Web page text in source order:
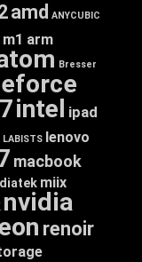
amd ANYCUBIC
arm
Bresser
intel ipad
LABISTS lenovo
macbook
miix
nvidia
renoir